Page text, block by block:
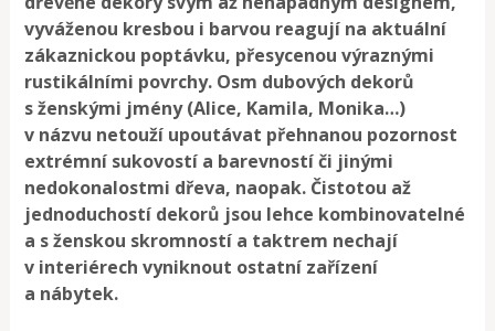
vyváženou kresbou i barvou reagují na aktuální
zákaznickou poptávku, přesycenou výraznými
rustikálními povrchy. Osm dubových dekorů
s ženskými jmény (Alice, Kamila, Monika…)
v názvu netouží upoutávat přehnanou pozornost
extrémní sukovostí a barevností či jinými
nedokonalostmi dřeva, naopak. Čistotou až
jednoduchostí dekorů jsou lehce kombinovatelné
a s ženskou skromností a taktrem nechají
v interiérech vyniknout ostatní zařízení
a nábytek.